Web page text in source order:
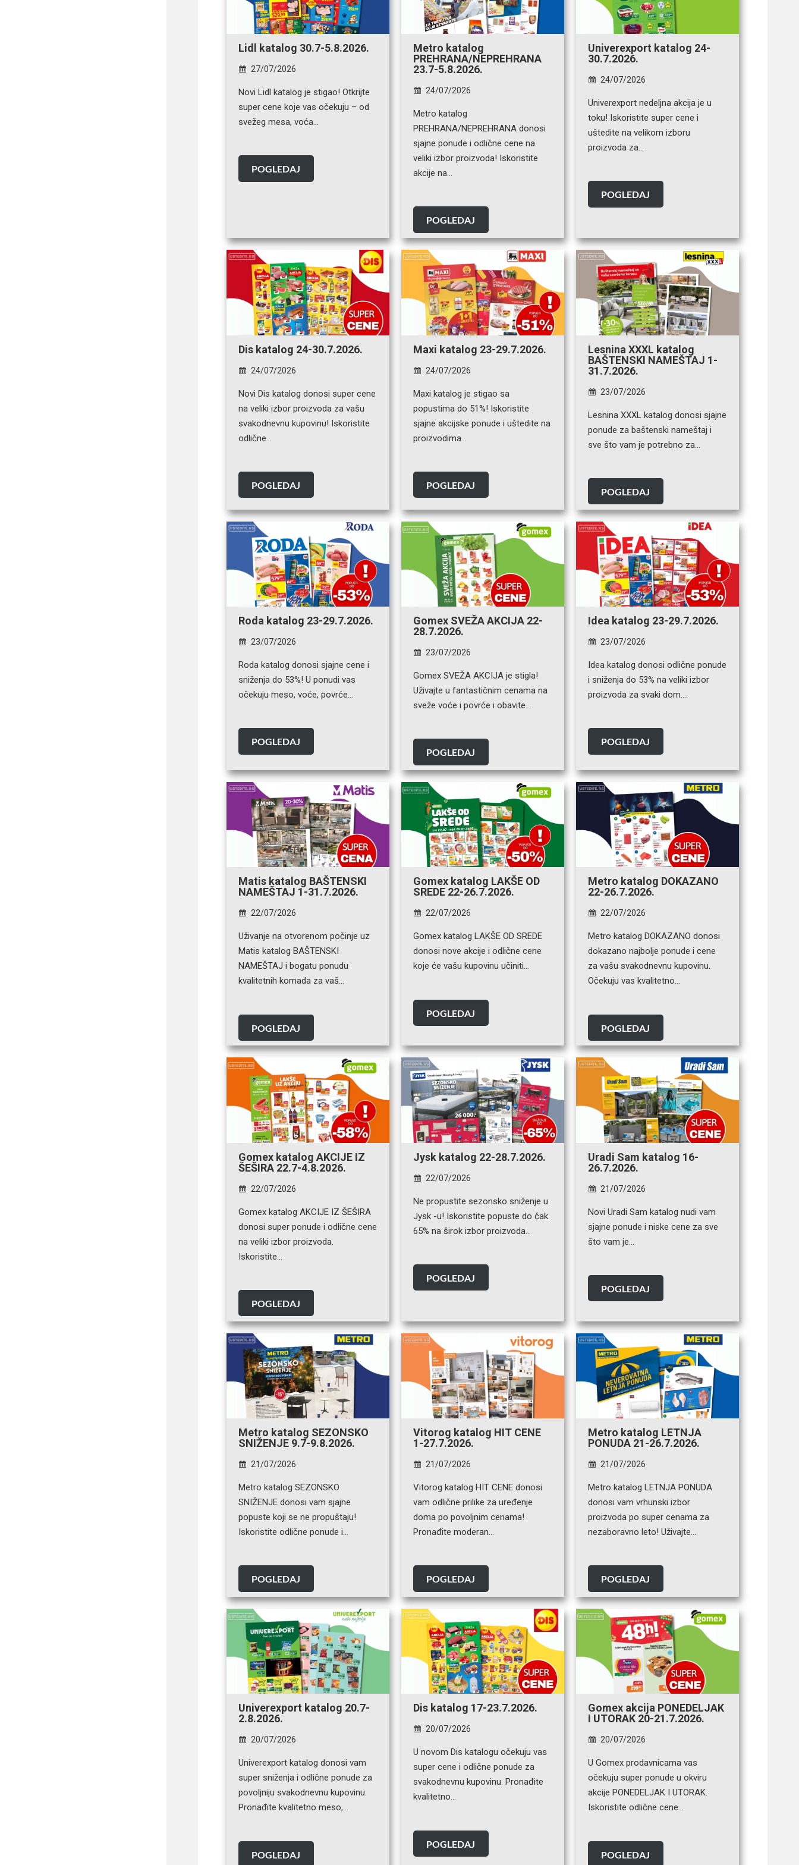
Lidl katalog 30.7-5.8.2026.
27/07/2026
Novi Lidl katalog je stigao! Otkrijte
super cene koje vas očekuju – od
svežeg mesa, voća…
POGLEDAJ
Metro katalog
PREHRANA/NEPREHRANA
23.7-5.8.2026.
24/07/2026
Metro katalog
PREHRANA/NEPREHRANA donosi
sjajne ponude i odlične cene na
veliki izbor proizvoda! Iskoristite
akcije na…
POGLEDAJ
Univerexport katalog 24-
30.7.2026.
24/07/2026
Univerexport nedeljna akcija je u
toku! Iskoristite super cene i
uštedite na velikom izboru
proizvoda za…
POGLEDAJ
Dis katalog 24-30.7.2026.
24/07/2026
Novi Dis katalog donosi super cene
na veliki izbor proizvoda za vašu
svakodnevnu kupovinu! Iskoristite
odlične…
POGLEDAJ
Maxi katalog 23-29.7.2026.
24/07/2026
Maxi katalog je stigao sa
popustima do 51%! Iskoristite
sjajne akcijske ponude i uštedite na
proizvodima…
POGLEDAJ
Lesnina XXXL katalog
BAŠTENSKI NAMEŠTAJ 1-
31.7.2026.
23/07/2026
Lesnina XXXL katalog donosi sjajne
ponude za baštenski nameštaj i
sve što vam je potrebno za…
POGLEDAJ
Roda katalog 23-29.7.2026.
23/07/2026
Roda katalog donosi sjajne cene i
sniženja do 53%! U ponudi vas
očekuju meso, voće, povrće…
POGLEDAJ
Gomex SVEŽA AKCIJA 22-
28.7.2026.
23/07/2026
Gomex SVEŽA AKCIJA je stigla!
Uživajte u fantastičnim cenama na
sveže voće i povrće i obavite…
POGLEDAJ
Idea katalog 23-29.7.2026.
23/07/2026
Idea katalog donosi odlične ponude
i sniženja do 53% na veliki izbor
proizvoda za svaki dom….
POGLEDAJ
Matis katalog BAŠTENSKI
NAMEŠTAJ 1-31.7.2026.
22/07/2026
Uživanje na otvorenom počinje uz
Matis katalog BAŠTENSKI
NAMEŠTAJ i bogatu ponudu
kvalitetnih komada za vaš…
POGLEDAJ
Gomex katalog LAKŠE OD
SREDE 22-26.7.2026.
22/07/2026
Gomex katalog LAKŠE OD SREDE
donosi nove akcije i odlične cene
koje će vašu kupovinu učiniti…
POGLEDAJ
Metro katalog DOKAZANO
22-26.7.2026.
22/07/2026
Metro katalog DOKAZANO donosi
dokazano najbolje ponude i cene
za vašu svakodnevnu kupovinu.
Očekuju vas kvalitetno…
POGLEDAJ
Gomex katalog AKCIJE IZ
ŠEŠIRA 22.7-4.8.2026.
22/07/2026
Gomex katalog AKCIJE IZ ŠEŠIRA
donosi super ponude i odlične cene
na veliki izbor proizvoda.
Iskoristite…
POGLEDAJ
Jysk katalog 22-28.7.2026.
22/07/2026
Ne propustite sezonsko sniženje u
Jysk -u! Iskoristite popuste do čak
65% na širok izbor proizvoda…
POGLEDAJ
Uradi Sam katalog 16-
26.7.2026.
21/07/2026
Novi Uradi Sam katalog nudi vam
sjajne ponude i niske cene za sve
što vam je…
POGLEDAJ
Metro katalog SEZONSKO
SNIŽENJE 9.7-9.8.2026.
21/07/2026
Metro katalog SEZONSKO
SNIŽENJE donosi vam sjajne
popuste koji se ne propuštaju!
Iskoristite odlične ponude i…
POGLEDAJ
Vitorog katalog HIT CENE
1-27.7.2026.
21/07/2026
Vitorog katalog HIT CENE donosi
vam odlične prilike za uređenje
doma po povoljnim cenama!
Pronađite moderan…
POGLEDAJ
Metro katalog LETNJA
PONUDA 21-26.7.2026.
21/07/2026
Metro katalog LETNJA PONUDA
donosi vam vrhunski izbor
proizvoda po super cenama za
nezaboravno leto! Uživajte…
POGLEDAJ
Univerexport katalog 20.7-
2.8.2026.
20/07/2026
Univerexport katalog donosi vam
super sniženja i odlične ponude za
povoljniju svakodnevnu kupovinu.
Pronađite kvalitetno meso,…
POGLEDAJ
Dis katalog 17-23.7.2026.
20/07/2026
U novom Dis katalogu očekuju vas
super cene i odlične ponude za
svakodnevnu kupovinu. Pronađite
kvalitetno…
POGLEDAJ
Gomex akcija PONEDELJAK
I UTORAK 20-21.7.2026.
20/07/2026
U Gomex prodavnicama vas
očekuju super ponude u okviru
akcije PONEDELJAK I UTORAK.
Iskoristite odlične cene…
POGLEDAJ